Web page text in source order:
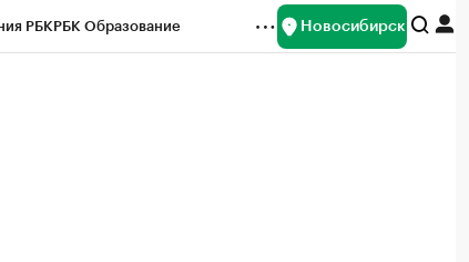
РБКРБК Образование Новосибирск